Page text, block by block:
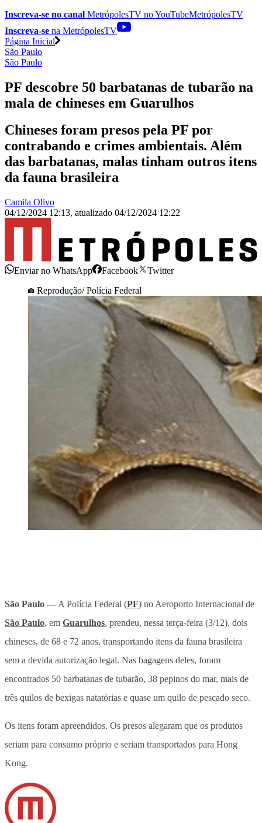
Inscreva-se no canal MetrópolesTV noYouTubeMetrópolesTV
Inscreva-se na MetrópolesTV
Página Inicial
São Paulo
São Paulo
PF descobre 50 barbatanas de tubarão na
mala de chineses em Guarulhos
Chineses foram presos pela PF por
contrabando e crimes ambientais. Além
das barbatanas, malas tinham outros itens
da fauna brasileira
Camila Olivo
04/12/2024 12:13, atualizado 04/12/2024 12:22
Enviar no WhatsApp Facebook
Twitter
Reprodução/ Polícia Federal
São Paulo — A Polícia Federal (PF) no Aeroporto Internacional de
São Paulo, em Guarulhos, prendeu, nessa terça-feira (3/12), dois
chineses, de 68 e 72 anos, transportando itens da fauna brasileira
sem a devida autorização legal. Nas bagagens deles, foram
encontrados 50 barbatanas de tubarão, 38 pepinos do mar, mais de
três quilos de bexigas natatórias e quase um quilo de pescado seco.
Os itens foram apreendidos. Os presos alegaram que os produtos
seriam para consumo próprio e seriam transportados para Hong
Kong.